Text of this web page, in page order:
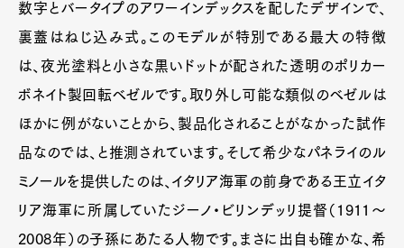
数字とバータイプのアワーインデックスを配したデザインで、
裏蓋はねじ込み式。このモデルが特別である最大の特徴
は、夜光塗料と小さな黒いドットが配された透明のポリカー
ボネイト製回転ベゼルです。取り外し可能な類似のベゼルは
ほかに例がないことから、製品化されることがなかった試作
品なのでは、と推測されています。そして希少なパネライのル
ミノールを提供したのは、イタリア海軍の前身である王立イタ
リア海軍に所属していたジーノ・ビリンデッリ提督（1911～
2008年）の子孫にあたる人物です。まさに出自も確かな、希